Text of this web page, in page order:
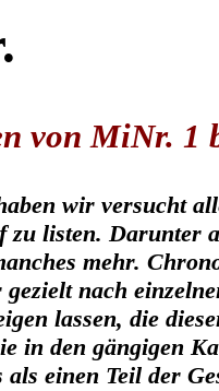
von MiNr. 1
wir versucht
zu listen. Darunter
mehr.
gezielt nach
lassen, die
in den gängigen
als einen Teil der